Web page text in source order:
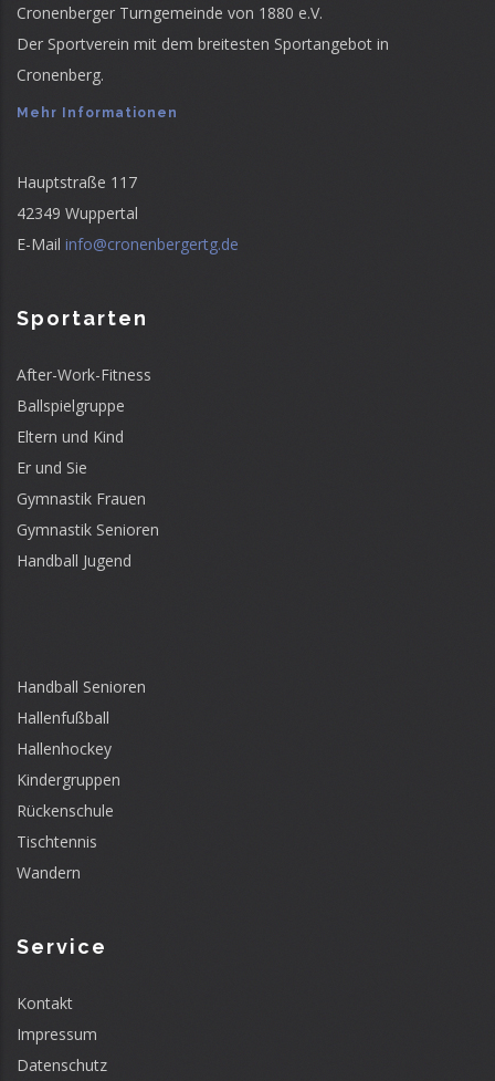
Cronenberger Turngemeinde von 1880 e.V.
Der Sportverein mit dem breitesten Sportangebot in
Cronenberg.
Mehr Informationen
Hauptstraße 117
42349 Wuppertal
E-Mail info@cronenbergertg.de
Sportarten
After-Work-Fitness
Ballspielgruppe
Eltern und Kind
Er und Sie
Gymnastik Frauen
Gymnastik Senioren
Handball Jugend
Handball Senioren
Hallenfußball
Hallenhockey
Kindergruppen
Rückenschule
Tischtennis
Wandern
Service
Kontakt
Impressum
Datenschutz